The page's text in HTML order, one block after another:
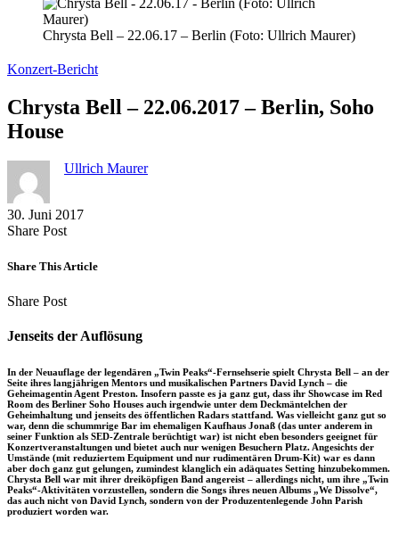
Chrysta Bell – 22.06.17 – Berlin (Foto: Ullrich Maurer)
Konzert-Bericht
Chrysta Bell – 22.06.2017 – Berlin, Soho
House
Ullrich Maurer
30. Juni 2017
Share PostShare
Facebook
Copy
to
Send
via
Share This Article
Share PostShare
Facebook
Copy
to
Send
via
Jenseits der Auflösung
In der Neuauflage der legendären „Twin Peaks“-Fernsehserie spielt Chrysta Bell – an der
Seite ihres langjährigen Mentors und musikalischen Partners David Lynch – die
Geheimagentin Agent Preston. Insofern passte es ja ganz gut, dass ihr Showcase im Red
Room des Berliner Soho Houses auch irgendwie unter dem Deckmäntelchen der
Geheimhaltung und jenseits des öffentlichen Radars stattfand. Was vielleicht ganz gut so
war, denn die schummrige Bar im ehemaligen Kaufhaus Jonaß (das unter anderem in
seiner Funktion als SED-Zentrale berüchtigt war) ist nicht eben besonders geeignet für
Konzertveranstaltungen und bietet auch nur wenigen Besuchern Platz. Angesichts der
Umstände (mit reduziertem Equipment und nur rudimentären Drum-Kit) war es dann
aber doch ganz gut gelungen, zumindest klanglich ein adäquates Setting hinzubekommen.
Chrysta Bell war mit ihrer dreiköpfigen Band angereist – allerdings nicht, um ihre „Twin
Peaks“-Aktivitäten vorzustellen, sondern die Songs ihres neuen Albums „We Dissolve“,
das auch nicht von David Lynch, sondern von der Produzentenlegende John Parish
produziert worden war.